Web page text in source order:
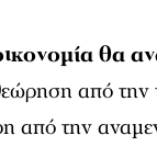
θα
από την
από την